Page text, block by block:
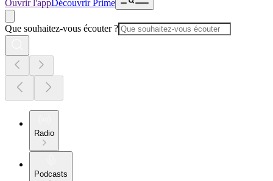
Ouvrir l'appDécouvrir Prime
Que souhaitez-vous écouter ?
Radio
Podcasts